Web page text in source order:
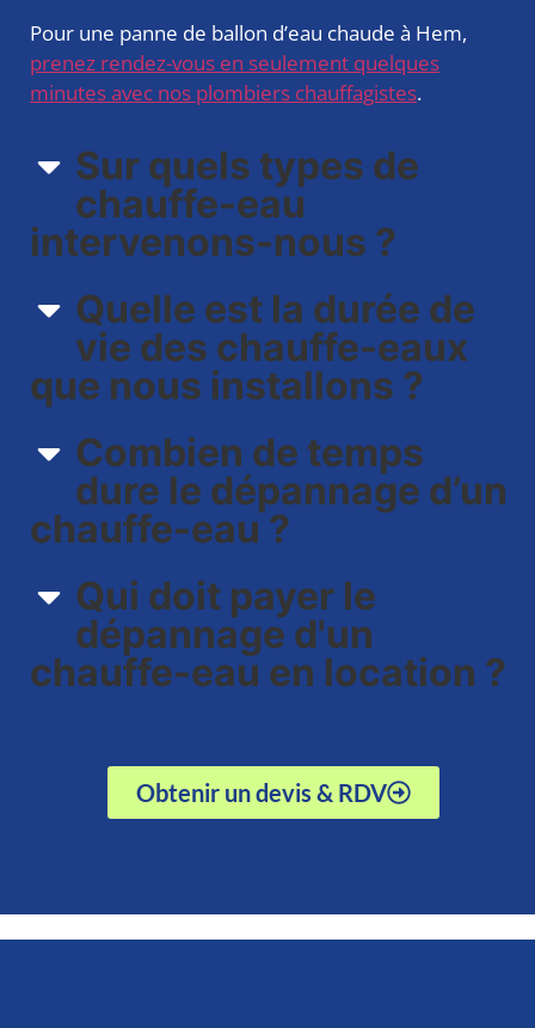
Pour une panne de ballon d’eau chaude à Hem,
prenez rendez-vous en seulement quelques
minutes avec nos plombiers chauffagistes.
Sur quels types de
chauffe-eau
intervenons-nous ?​
Quelle est la durée de
vie des chauffe-eaux
que nous installons ?
Combien de temps
dure le dépannage d’un
chauffe-eau ?
Qui doit payer le
dépannage d'un
chauffe-eau en location ?
Obtenir un devis & RDV